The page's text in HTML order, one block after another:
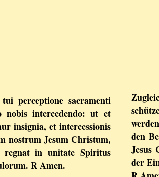
perceptione sacramenti
nobis intercedendo: ut et
insignia, et intercessionis
nostrum Jesum Christum,
in unitate Spiritus
R Amen.
den
Jesus
der